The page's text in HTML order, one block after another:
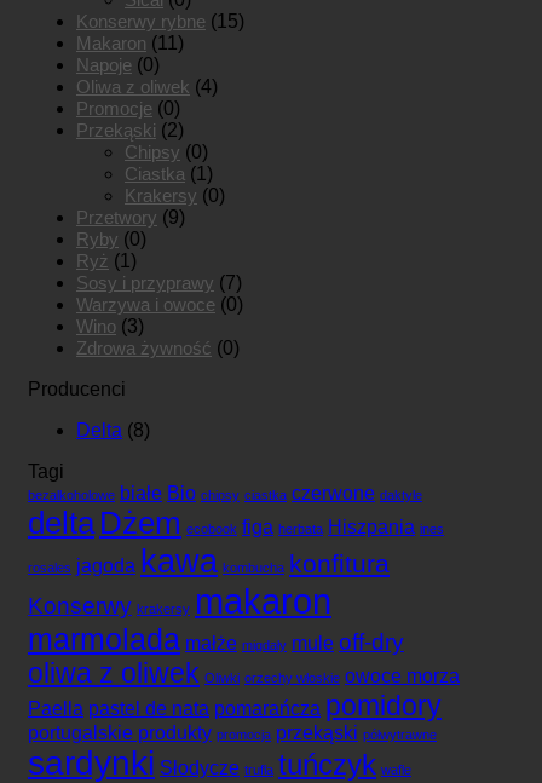
Konserwy rybne (15)
Makaron (11)
Napoje (0)
Oliwa z oliwek (4)
Promocje (0)
Przekąski (2)
Chipsy (0)
Ciastka (1)
Krakersy (0)
Przetwory (9)
Ryby (0)
Ryż (1)
Sosy i przyprawy (7)
Warzywa i owoce (0)
Wino (3)
Zdrowa żywność (0)
Producenci
Delta (8)
Tagi
bezalkoholowe białe Bio chipsy ciastka czerwone daktyle
delta Dżem ecobook figa herbata Hiszpania ines
rosales jagoda kawa kombucha konfitura
Konserwy krakersy makaron
marmolada małże migdały mule off-dry
oliwa z oliwek Oliwki orzechy włoskie owoce morza
Paella pastel de nata pomarańcza pomidory
portugalskie produkty promocja przekąski półwytrawne
sardynki Słodycze trufla tuńczyk wafle